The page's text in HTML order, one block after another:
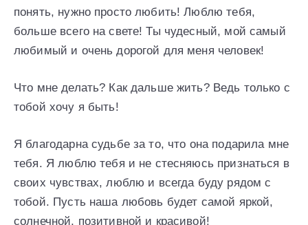
понять, нужно просто любить! Люблю тебя,
больше всего на свете! Ты чудесный, мой самый
любимый и очень дорогой для меня человек!
Что мне делать? Как дальше жить? Ведь только с
тобой хочу я быть!
Я благодарна судьбе за то, что она подарила мне
тебя. Я люблю тебя и не стесняюсь признаться в
своих чувствах, люблю и всегда буду рядом с
тобой. Пусть наша любовь будет самой яркой,
солнечной, позитивной и красивой!